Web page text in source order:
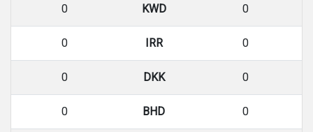
0 KWD 0
0 IRR 0
0 DKK 0
0 BHD 0